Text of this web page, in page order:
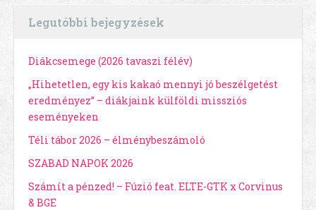
Legutóbbi bejegyzések
Diákcsemege (2026 tavaszi félév)
„Hihetetlen, egy kis kakaó mennyi jó beszélgetést
eredményez” – diákjaink külföldi missziós
eseményeken
Téli tábor 2026 – élménybeszámoló
SZABAD NAPOK 2026
Számít a pénzed! – Fúzió feat. ELTE-GTK x Corvinus
& BGE